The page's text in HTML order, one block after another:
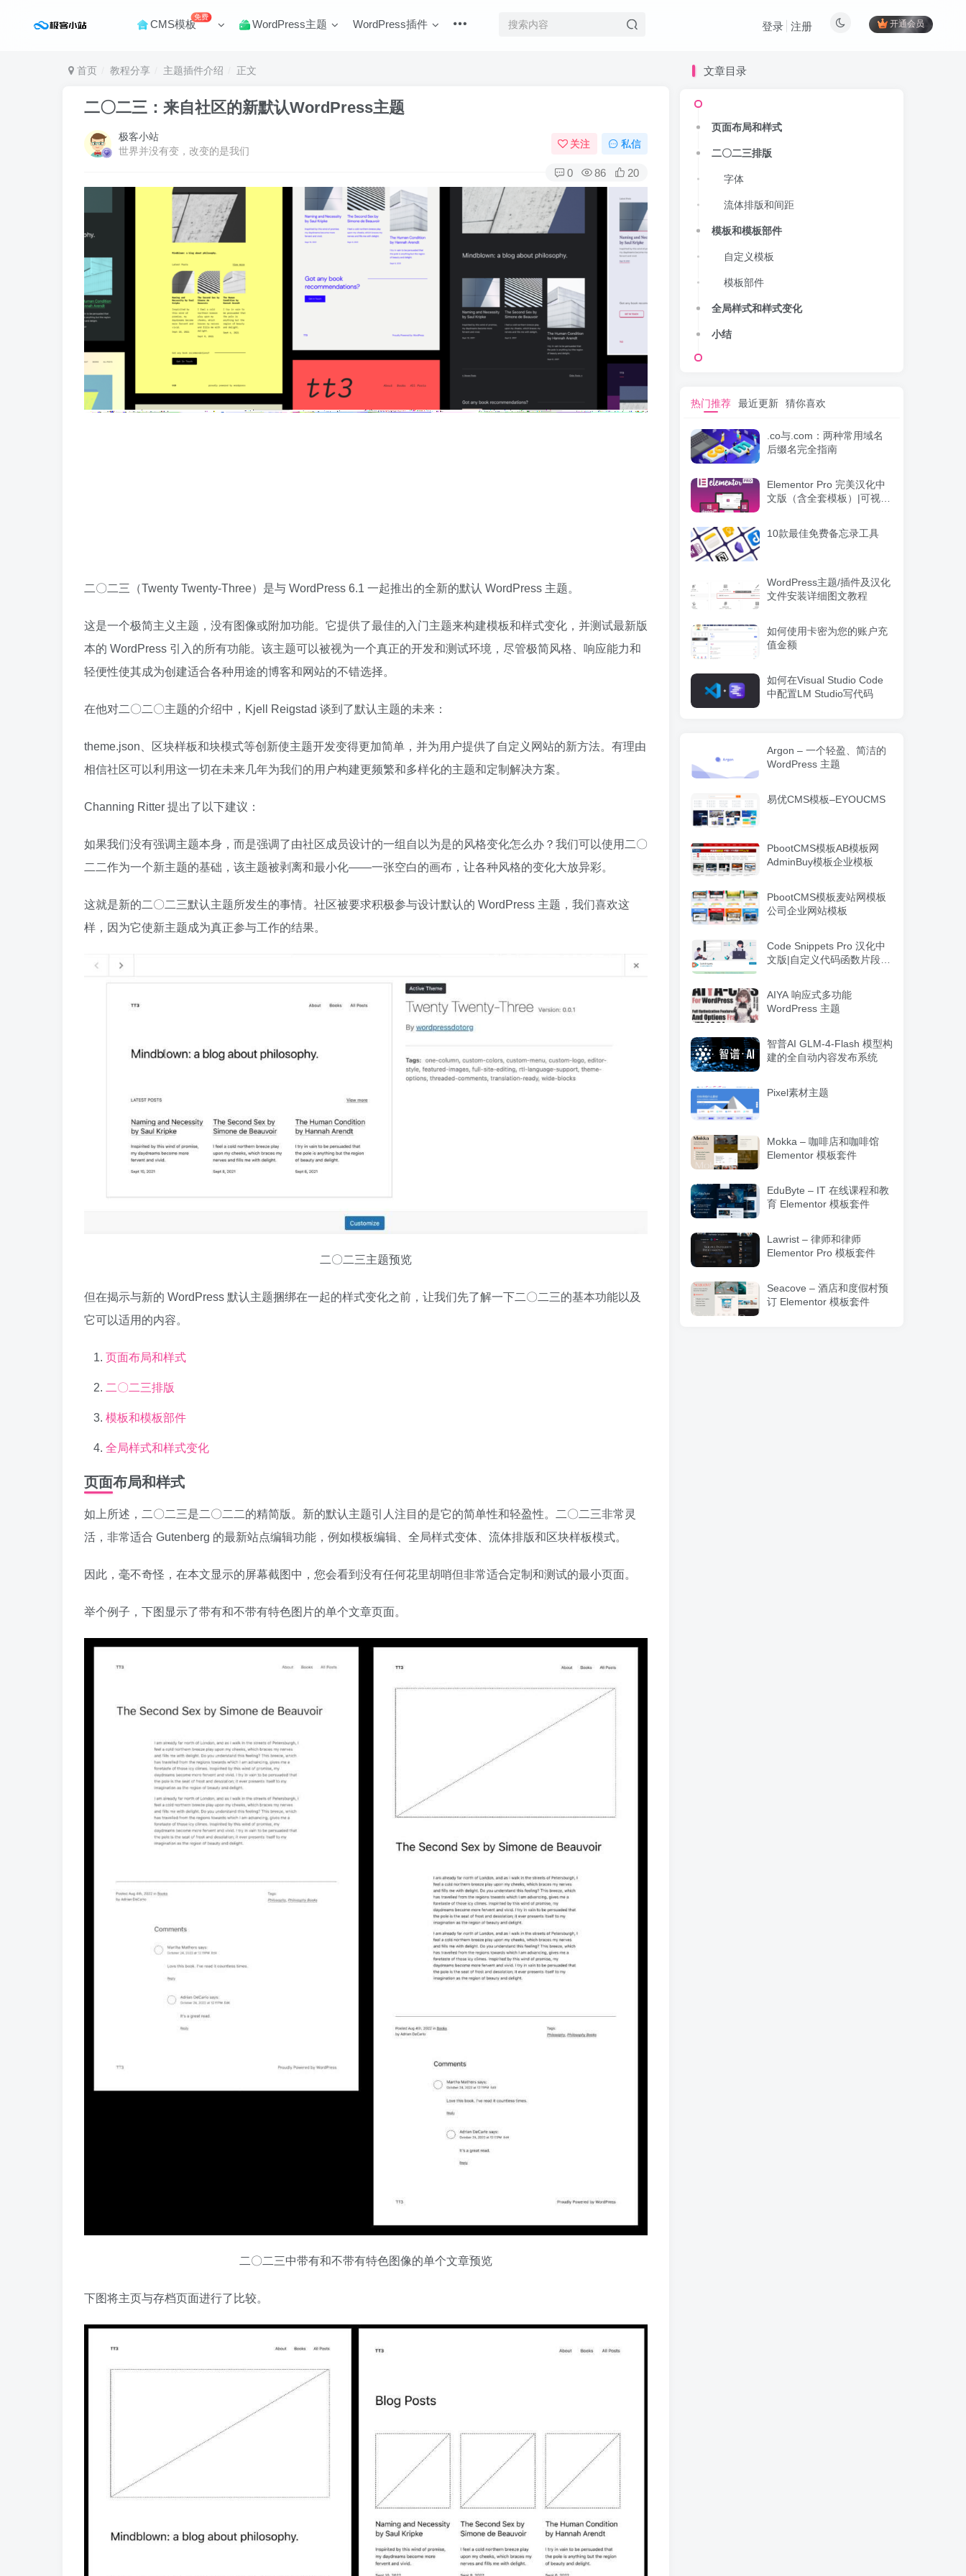
CMS模板
免费
WordPress主题 WordPress插件 开通会员
登录 注册
首页 教程分享 主题插件介绍 正文
二〇二三：来自社区的新默认WordPress主题
极客小站
世界并没有变，改变的是我们
关注 私信
0 86 20
二〇二三（Twenty Twenty-Three）是与 WordPress 6.1 一起推出的全新的默认 WordPress 主题。
这是一个极简主义主题，没有图像或附加功能。它提供了最佳的入门主题来构建模板和样式变化，并测试最新版
本的 WordPress 引入的所有功能。该主题可以被视为一个真正的开发和测试环境，尽管极简风格、响应能力和
轻便性使其成为创建适合各种用途的博客和网站的不错选择。
在他对二〇二〇主题的介绍中，Kjell Reigstad 谈到了默认主题的未来：
theme.json、区块样板和块模式等创新使主题开发变得更加简单，并为用户提供了自定义网站的新方法。有理由
相信社区可以利用这一切在未来几年为我们的用户构建更频繁和多样化的主题和定制解决方案。
Channing Ritter 提出了以下建议：
如果我们没有强调主题本身，而是强调了由社区成员设计的一组自以为是的风格变化怎么办？我们可以使用二〇
二二作为一个新主题的基础，该主题被剥离和最小化——一张空白的画布，让各种风格的变化大放异彩。
这就是新的二〇二三默认主题所发生的事情。社区被要求积极参与设计默认的 WordPress 主题，我们喜欢这
样，因为它使新主题成为真正参与工作的结果。
二〇二三主题预览
但在揭示与新的 WordPress 默认主题捆绑在一起的样式变化之前，让我们先了解一下二〇二三的基本功能以及
它可以适用的内容。
页面布局和样式
二〇二三排版
模板和模板部件
全局样式和样式变化
页面布局和样式
如上所述，二〇二三是二〇二二的精简版。新的默认主题引人注目的是它的简单性和轻盈性。二〇二三非常灵
活，非常适合 Gutenberg 的最新站点编辑功能，例如模板编辑、全局样式变体、流体排版和区块样板模式。
因此，毫不奇怪，在本文显示的屏幕截图中，您会看到没有任何花里胡哨但非常适合定制和测试的最小页面。
举个例子，下图显示了带有和不带有特色图片的单个文章页面。
二〇二三中带有和不带有特色图像的单个文章预览
下图将主页与存档页面进行了比较。
文章目录
页面布局和样式
二〇二三排版
字体
流体排版和间距
模板和模板部件
自定义模板
模板部件
全局样式和样式变化
小结
热门推荐 最近更新 猜你喜欢
.co与.com：两种常用域名
后缀名完全指南
Elementor Pro 完美汉化中
文版（含全套模板）|可视化
10款最佳免费备忘录工具
WordPress主题/插件及汉化
文件安装详细图文教程
如何使用卡密为您的账户充
值金额
如何在Visual Studio Code
中配置LM Studio写代码
Argon – 一个轻盈、简洁的
WordPress 主题
易优CMS模板–EYOUCMS
PbootCMS模板AB模板网
AdminBuy模板企业模板
PbootCMS模板麦站网模板
公司企业网站模板
Code Snippets Pro 汉化中
文版|自定义代码函数片段管
AIYA 响应式多功能
WordPress 主题
智普AI GLM-4-Flash 模型构
建的全自动内容发布系统
Pixel素材主题
Mokka – 咖啡店和咖啡馆
Elementor 模板套件
EduByte – IT 在线课程和教
育 Elementor 模板套件
Lawrist – 律师和律师
Elementor Pro 模板套件
Seacove – 酒店和度假村预
订 Elementor 模板套件